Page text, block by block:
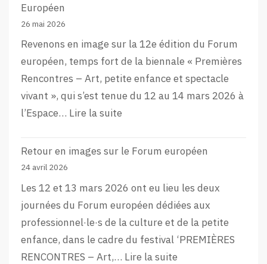
Européen
26 mai 2026
Revenons en image sur la 12e édition du Forum
européen, temps fort de la biennale « Premières
Rencontres – Art, petite enfance et spectacle
vivant », qui s’est tenue du 12 au 14 mars 2026 à
l’Espace… Lire la suite
de
12e
édition
Forum
Européen
Retour en images sur le Forum européen
24 avril 2026
Les 12 et 13 mars 2026 ont eu lieu les deux
journées du Forum européen dédiées aux
professionnel·le·s de la culture et de la petite
enfance, dans le cadre du festival ‘PREMIÈRES
RENCONTRES – Art,… Lire la suite